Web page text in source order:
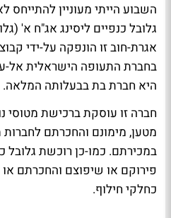
השבוע הייתי מעוניין להתייחס
גלובל כנפיים ליסינג אג"ח א'
אגרת-חוב זו הונפקה על-ידי
בחברת התעופה הישראלית אל-
היא חברת בת בבעלותה המלאה.
חברה זו עוסקת ברכישת מטוסי
מטען, מימונם והחכרתם לחברות
במכירתם. כמו-כן רוכשת גלובל
פירוקם או שיפוצם והחכרתם
כחלקי חילוף.